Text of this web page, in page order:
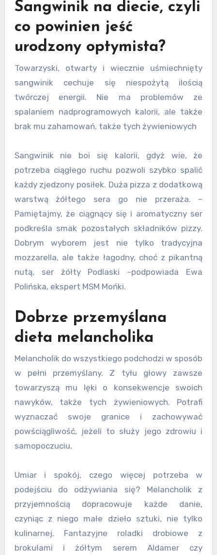
Sangwinik na diecie, czyli
co powinien jeść
urodzony optymista?
Towarzyski, otwarty i wiecznie uśmiechnięty
sangwinik cechuje się niespożytą ilością
twórczej energii. Nie ma problemów ze
spalaniem nadprogramowych kalorii, ale także
brak mu zahamowań, także tych żywieniowych
Sangwinik nie boi się kalorii, gdyż wie, że
potrzeba ciągłego ruchu pozwoli szybko spalić
każdy zjedzony posiłek. Duża pizza z dodatkową
warstwą żółtego sera go nie przeraża. –
Pamiętajmy, że ciągnący się i aromatyczny ser
podkreśla smak pozostałych składników pizzy.
Dobrym wyborem jest nie tylko tradycyjna
mozzarella, ale także łagodny, choć z pikantną
nutą, ser żółty Podlaski –podpowiada Ewa
Polińska, ekspert MSM Mońki.
Dobrze przemyślana
dieta melancholika
Melancholik do wszystkiego podchodzi w sposób
w pełni przemyślany. Z tyłu głowy zawsze
towarzyszą mu lęki o konsekwencje swoich
nawyków, także tych żywieniowych. Potrafi
wyznaczać swoje granice i zachowywać
powściągliwość, jeżeli to służy jego zdrowiu i
samopoczuciu.
Umiar i spokój, czego więcej potrzeba w
podejściu do odżywiania się? Melancholik z
przyjemnością dopracowuje każde danie,
czyniąc z niego małe dzieło sztuki, nie tylko
kulinarnej. Fantazyjne roladki drobiowe z
brokułami i żółtym serem Aldamer czy